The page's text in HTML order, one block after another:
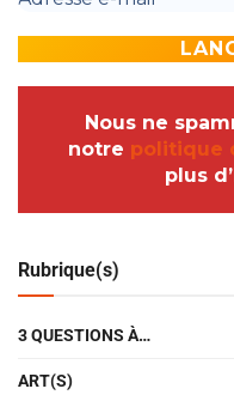
Nous ne
notre politique
plus
Rubrique(s)
3 QUESTIONS À…
ART(S)